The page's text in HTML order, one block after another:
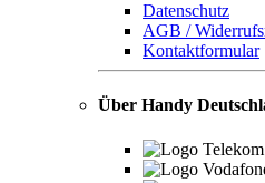
Datenschutz
AGB /
Kontaktformular
Über Handy